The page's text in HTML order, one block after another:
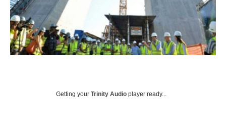
Getting your Trinity Audio player ready...